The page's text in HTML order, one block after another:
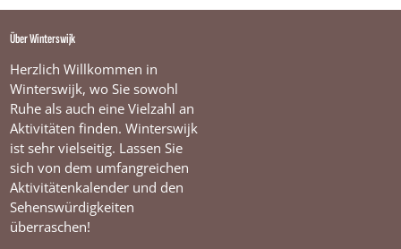
Über Winterswijk
Herzlich Willkommen in
Winterswijk, wo Sie sowohl
Ruhe als auch eine Vielzahl an
Aktivitäten finden. Winterswijk
ist sehr vielseitig. Lassen Sie
sich von dem umfangreichen
Aktivitätenkalender und den
Sehenswürdigkeiten
überraschen!